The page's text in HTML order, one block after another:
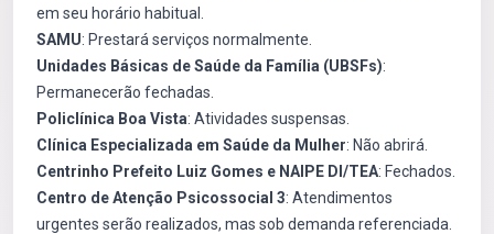
em seu horário habitual.
SAMU: Prestará serviços normalmente.
Unidades Básicas de Saúde da Família (UBSFs):
Permanecerão fechadas.
Policlínica Boa Vista: Atividades suspensas.
Clínica Especializada em Saúde da Mulher: Não abrirá.
Centrinho Prefeito Luiz Gomes e NAIPE DI/TEA: Fechados.
Centro de Atenção Psicossocial 3: Atendimentos
urgentes serão realizados, mas sob demanda referenciada.